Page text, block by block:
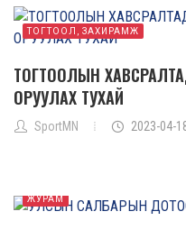
ТОГТООЛ, ЗАХИРАМЖ
ТОГТООЛЫН
ОРУУЛАХ ТУХАЙ
SportMN 2023-04-
ЖУРАМ